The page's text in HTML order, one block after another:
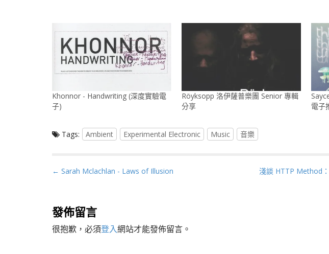
Khonnor - Handwriting (深度實驗電
子)
Röyksopp 洛伊薩普樂團 Senior 專輯
分享
電子
Tags: Ambient Experimental Electronic Music 音樂
P
t
n
a
← Sarah Mclachlan - Laws of Illusion
淺談 HTTP Method
發佈留言
很抱歉，必須登入網站才能發佈留言。